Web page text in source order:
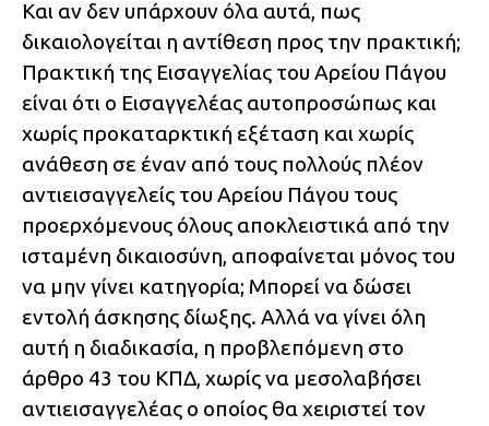
Και αν δεν υπάρχουν όλα αυτά, πως
δικαιολογείται η αντίθεση προς την πρακτική;
Πρακτική της Εισαγγελίας του Αρείου Πάγου
είναι ότι ο Εισαγγελέας αυτοπροσώπως και
χωρίς προκαταρκτική εξέταση και χωρίς
ανάθεση σε έναν από τους πολλούς πλέον
αντιεισαγγελείς του Αρείου Πάγου τους
προερχόμενους όλους αποκλειστικά από την
ισταμένη δικαιοσύνη, αποφαίνεται μόνος του
να μην γίνει κατηγορία; Μπορεί να δώσει
εντολή άσκησης δίωξης. Αλλά να γίνει όλη
αυτή η διαδικασία, η προβλεπόμενη στο
άρθρο 43 του ΚΠΔ, χωρίς να μεσολαβήσει
αντιεισαγγελέας ο οποίος θα χειριστεί τον